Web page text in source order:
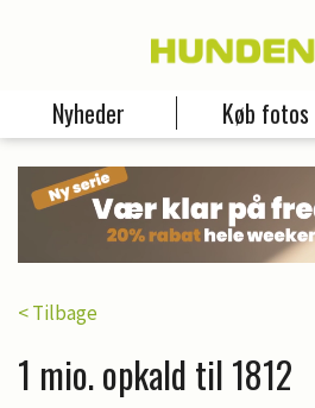
Nyheder Køb fotos
< Tilbage
1 mio. opkald til 1812